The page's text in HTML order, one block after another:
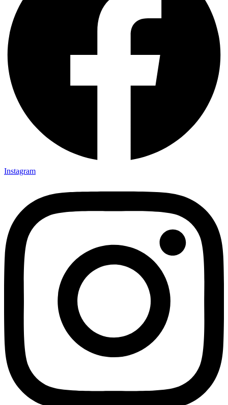
Instagram